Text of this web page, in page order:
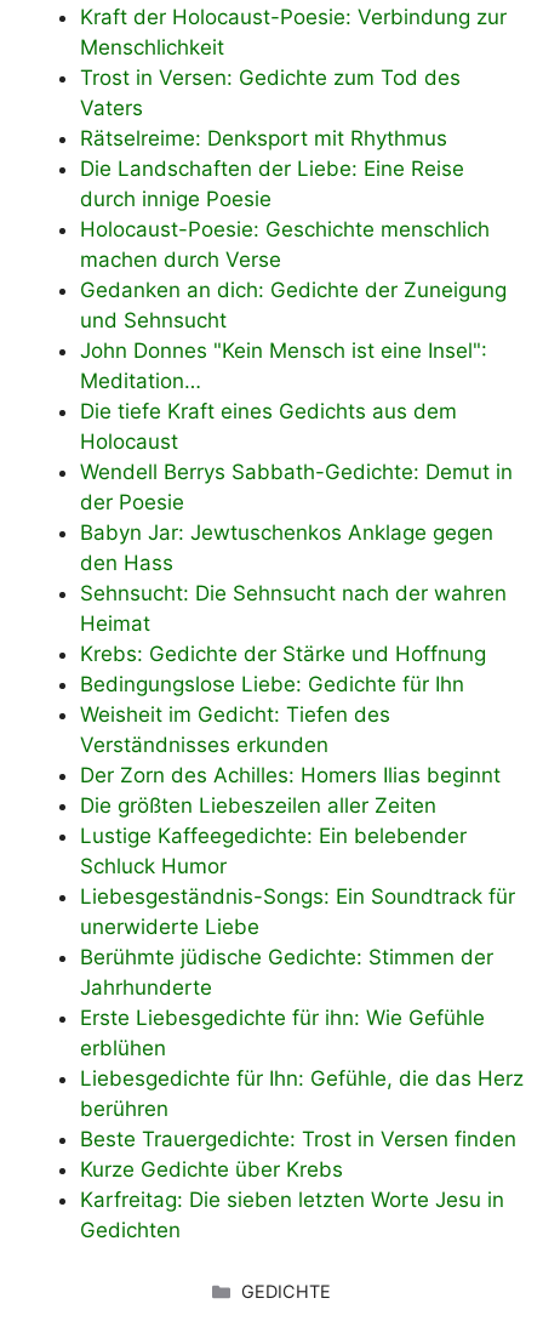
Kraft der Holocaust-Poesie: Verbindung zur
Menschlichkeit
Trost in Versen: Gedichte zum Tod des
Vaters
Rätselreime: Denksport mit Rhythmus
Die Landschaften der Liebe: Eine Reise
durch innige Poesie
Holocaust-Poesie: Geschichte menschlich
machen durch Verse
Gedanken an dich: Gedichte der Zuneigung
und Sehnsucht
John Donnes "Kein Mensch ist eine Insel":
Meditation…
Die tiefe Kraft eines Gedichts aus dem
Holocaust
Wendell Berrys Sabbath-Gedichte: Demut in
der Poesie
Babyn Jar: Jewtuschenkos Anklage gegen
den Hass
Sehnsucht: Die Sehnsucht nach der wahren
Heimat
Krebs: Gedichte der Stärke und Hoffnung
Bedingungslose Liebe: Gedichte für Ihn
Weisheit im Gedicht: Tiefen des
Verständnisses erkunden
Der Zorn des Achilles: Homers Ilias beginnt
Die größten Liebeszeilen aller Zeiten
Lustige Kaffeegedichte: Ein belebender
Schluck Humor
Liebesgeständnis-Songs: Ein Soundtrack für
unerwiderte Liebe
Berühmte jüdische Gedichte: Stimmen der
Jahrhunderte
Erste Liebesgedichte für ihn: Wie Gefühle
erblühen
Liebesgedichte für Ihn: Gefühle, die das Herz
berühren
Beste Trauergedichte: Trost in Versen finden
Kurze Gedichte über Krebs
Karfreitag: Die sieben letzten Worte Jesu in
Gedichten
KATEGORIEN
GEDICHTE